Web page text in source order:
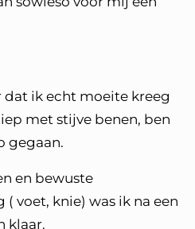
dat ik echt moeite kreeg
met stijve benen, ben
gegaan.
en bewuste
voet, knie) was ik na een
klaar.